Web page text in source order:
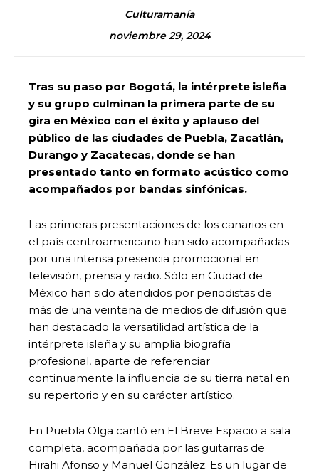
Culturamanía
noviembre 29, 2024
Tras su paso por Bogotá, la intérprete isleña
y su grupo culminan la primera parte de su
gira en México con el éxito y aplauso del
público de las ciudades de Puebla, Zacatlán,
Durango y Zacatecas, donde se han
presentado tanto en formato acústico como
acompañados por bandas sinfónicas.
Las primeras presentaciones de los canarios en
el país centroamericano han sido acompañadas
por una intensa presencia promocional en
televisión, prensa y radio. Sólo en Ciudad de
México han sido atendidos por periodistas de
más de una veintena de medios de difusión que
han destacado la versatilidad artística de la
intérprete isleña y su amplia biografía
profesional, aparte de referenciar
continuamente la influencia de su tierra natal en
su repertorio y en su carácter artístico.
En Puebla Olga cantó en El Breve Espacio a sala
completa, acompañada por las guitarras de
Hirahi Afonso y Manuel González. Es un lugar de